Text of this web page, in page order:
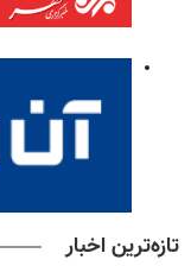
تازه‌ترین اخبار